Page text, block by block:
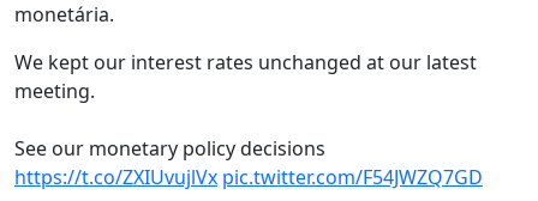
monetária.
We kept our interest rates unchanged at our latest
meeting.
See our monetary policy decisions
https://t.co/ZXIUvujlVx pic.twitter.com/F54JWZQ7GD